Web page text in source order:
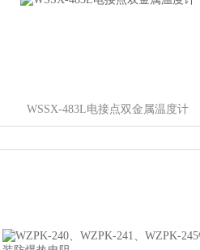
WSSX-483L电接点双金属温度计